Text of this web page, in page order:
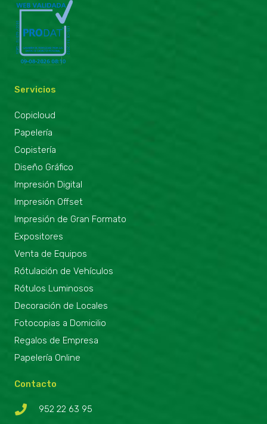
Servicios
Copicloud
Papelería
Copistería
Diseño Gráfico
Impresión Digital
Impresión Offset
Impresión de Gran Formato
Expositores
Venta de Equipos
Rótulación de Vehículos
Rótulos Luminosos
Decoración de Locales
Fotocopias a Domicilio
Regalos de Empresa
Papelería Online
Contacto
952 22 63 95